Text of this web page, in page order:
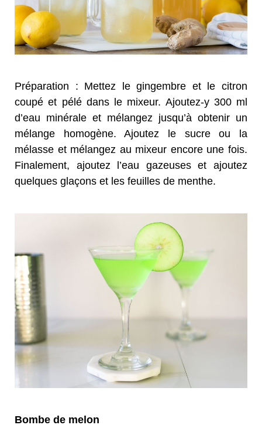
Préparation : Mettez le gingembre et le citron
coupé et pélé dans le mixeur. Ajoutez-y 300 ml
d’eau minérale et mélangez jusqu’à obtenir un
mélange homogène. Ajoutez le sucre ou la
mélasse et mélangez au mixeur encore une fois.
Finalement, ajoutez l’eau gazeuses et ajoutez
quelques glaçons et les feuilles de menthe.
Bombe de melon